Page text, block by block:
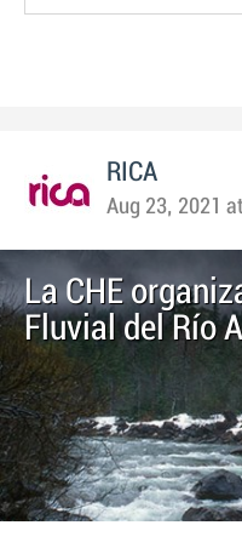
RICA
Aug 23, 2021
La CHE
Fluvial del Río